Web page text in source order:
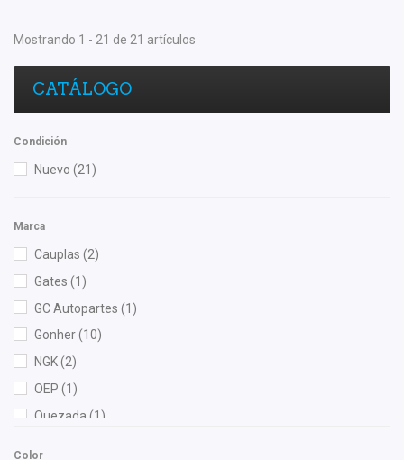
Mostrando 1 - 21 de 21 artículos
CATÁLOGO
Condición
Nuevo (21)
Marca
Cauplas (2)
Gates (1)
GC Autopartes (1)
Gonher(10)
NGK(2)
OEP (1)
Quezada (1)
Color